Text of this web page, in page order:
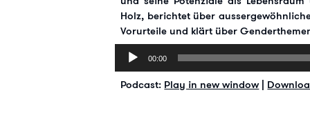
Holz, berichtet über
Vorurteile und klärt über
Audio-
Player
00:00
Podcast: Play in new window|